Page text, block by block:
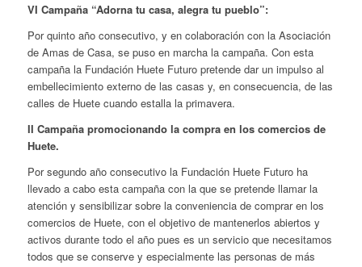
VI Campaña “Adorna tu casa, alegra tu pueblo”:
Por quinto año consecutivo, y en colaboración con la Asociación
de Amas de Casa, se puso en marcha la campaña. Con esta
campaña la Fundación Huete Futuro pretende dar un impulso al
embellecimiento externo de las casas y, en consecuencia, de las
calles de Huete cuando estalla la primavera.
II Campaña promocionando la compra en los comercios de
Huete.
Por segundo año consecutivo la Fundación Huete Futuro ha
llevado a cabo esta campaña con la que se pretende llamar la
atención y sensibilizar sobre la conveniencia de comprar en los
comercios de Huete, con el objetivo de mantenerlos abiertos y
activos durante todo el año pues es un servicio que necesitamos
todos que se conserve y especialmente las personas de más